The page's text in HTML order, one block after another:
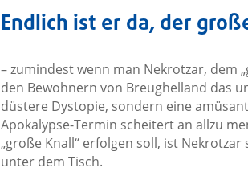
Endlich ist er da, der
– zumindest wenn man Nekrotzar, dem
den Bewohnern von Breughelland das
düstere Dystopie, sondern eine
Apokalypse-Termin scheitert an allzu
„große Knall“ erfolgen soll, ist
unter dem Tisch.